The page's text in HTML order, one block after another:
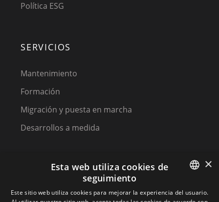
Política ESG
SERVICIOS
Mantenimiento
Formación
Migración y puesta en marcha
Desarrollos a medida
SPANISH
×
Esta web utiliza cookies de
seguimiento
Este sitio web utiliza cookies para mejorar la experiencia del usuario.